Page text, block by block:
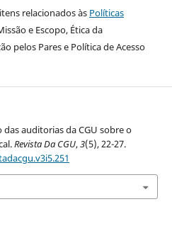
relacionados às Políticas
e Escopo, Ética da
pelos Pares e Política de Acesso
das auditorias da CGU sobre o
Revista Da CGU,3(5), 22-27.